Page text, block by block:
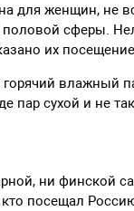
для женщин, не
сферы.
их
влажный
пар сухой и не
ни финской
кто посещал